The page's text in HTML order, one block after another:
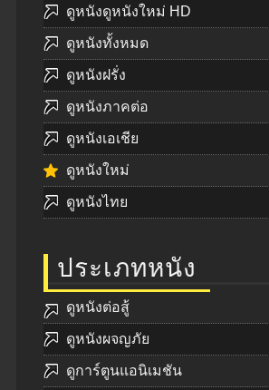
ดูหนังดูหนังใหม่ HD
ดูหนังทั้งหมด
ดูหนังฝรั่ง
ดูหนังภาคต่อ
ดูหนังเอเชีย
ดูหนังใหม่
ดูหนังไทย
ประเภทหนัง
ดูหนังต่อสู้
ดูหนังผจญภัย
ดูการ์ตูนแอนิเมชัน